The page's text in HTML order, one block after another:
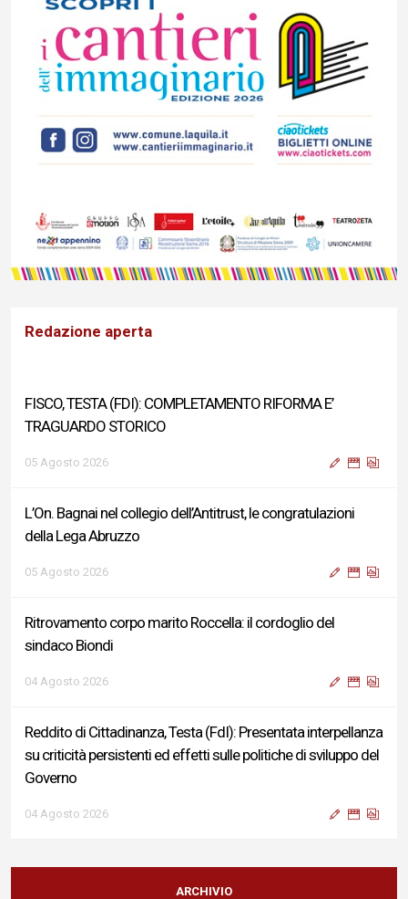
Redazione aperta
FISCO, TESTA (FDI): COMPLETAMENTO RIFORMA E’
TRAGUARDO STORICO
05 Agosto 2026
L’On. Bagnai nel collegio dell’Antitrust, le congratulazioni
della Lega Abruzzo
05 Agosto 2026
Ritrovamento corpo marito Roccella: il cordoglio del
sindaco Biondi
04 Agosto 2026
Reddito di Cittadinanza, Testa (FdI): Presentata interpellanza
su criticità persistenti ed effetti sulle politiche di sviluppo del
Governo
04 Agosto 2026
Sigismondi, Liris e Testa: “Profondo cordoglio e vicinanza al
Ministro Roccella e alla sua famiglia”
ARCHIVIO